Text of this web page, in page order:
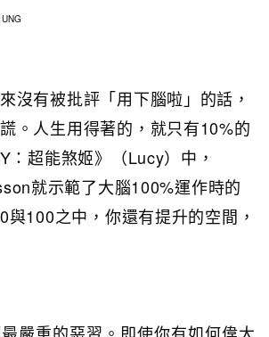
沒有被批評「用下腦啦」的話，
。人生用得著的，就只有10%的
：超能煞姬》（Lucy）中，
就示範了大腦100%運作時的
與100之中，你還有提升的空間，